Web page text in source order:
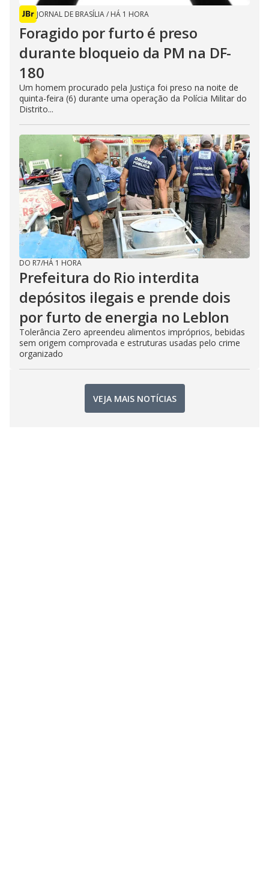
JORNAL DE BRASÍLIA/ HÁ 1 HORA
Foragido por furto é preso
durante bloqueio da PM na DF-
180
Um homem procurado pela Justiça foi preso na noite de
quinta-feira (6) durante uma operação da Polícia Militar do
Distrito...
DO R7/HÁ 1 HORA
Prefeitura do Rio interdita
depósitos ilegais e prende dois
por furto de energia no Leblon
Tolerância Zero apreendeu alimentos impróprios, bebidas
sem origem comprovada e estruturas usadas pelo crime
organizado
VEJA MAIS NOTÍCIAS